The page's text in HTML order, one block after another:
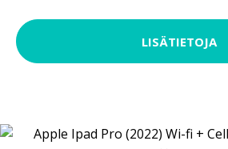
LISÄTIETOJA